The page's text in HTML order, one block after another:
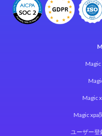
Magic
Magic xpa
ユーザー登